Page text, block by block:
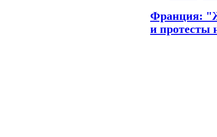
Франция:
и протесты